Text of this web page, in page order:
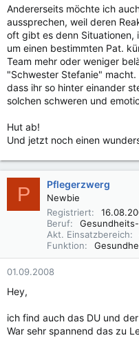
Andererseits möchte ich
aussprechen, weil deren
oft gibt es denn Situationen,
um einen bestimmten Pat.
Team mehr oder weniger
"Schwester Stefanie"
dass ihr so hinter einander
solchen schweren und
Hut ab!
Und jetzt noch einen
P Pflegerzwerg
Newbie
Registriert
Beruf
Akt. Einsatzbereich
Funktion
01.09.2008
Hey,
ich find auch das DU und
War sehr spannend das zu